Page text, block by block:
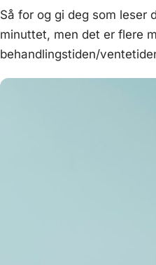
Så for og gi deg som leser
minuttet, men det er flere
behandlingstiden/